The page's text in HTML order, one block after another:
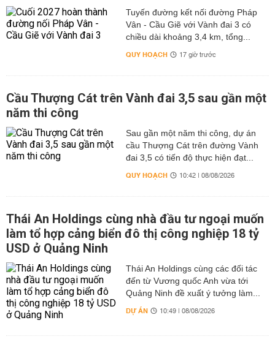
Tuyến đường kết nối đường Pháp
Vân - Cầu Giẽ với Vành đai 3 có
chiều dài khoảng 3,4 km, tổng...
QUY HOẠCH 17 giờ trước
Cầu Thượng Cát trên Vành đai 3,5 sau gần một
năm thi công
Sau gần một năm thi công, dự án
cầu Thượng Cát trên đường Vành
đai 3,5 có tiến độ thực hiện đạt...
QUY HOẠCH 10:42 | 08/08/2026
Thái An Holdings cùng nhà đầu tư ngoại muốn
làm tổ hợp cảng biển đô thị công nghiệp 18 tỷ
USD ở Quảng Ninh
Thái An Holdings cùng các đối tác
đến từ Vương quốc Anh vừa tới
Quảng Ninh đề xuất ý tưởng làm...
DỰ ÁN 10:49 | 08/08/2026